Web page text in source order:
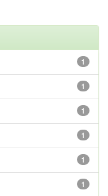
1
1
1
1
1
1